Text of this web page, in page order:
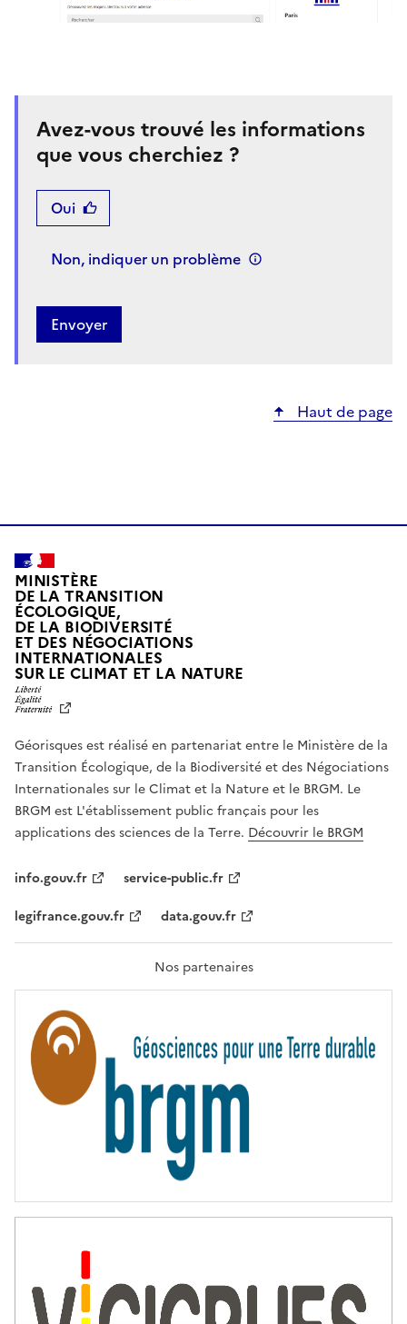
Avez-vous trouvé les informations
que vous cherchiez ?
Oui
Non, indiquer un problème
Haut de page
MINISTÈRE
DE LA TRANSITION
ÉCOLOGIQUE,
DE LA BIODIVERSITÉ
ET DES NÉGOCIATIONS
INTERNATIONALES
SUR LE CLIMAT ET LA NATUREL
T
É
,
É
G
A
L
F
A
T
R
T
É
Géorisques est réalisé en partenariat entre le Ministère de la
Transition Écologique, de la Biodiversité et des Négociations
Internationales sur le Climat et la Nature et le BRGM. Le
BRGM est L'établissement public français pour les
applications des sciences de la Terre. Découvrir le BRGM
info.gouv.fr
service-public.fr
legifrance.gouv.fr
data.gouv.fr
Nos partenaires